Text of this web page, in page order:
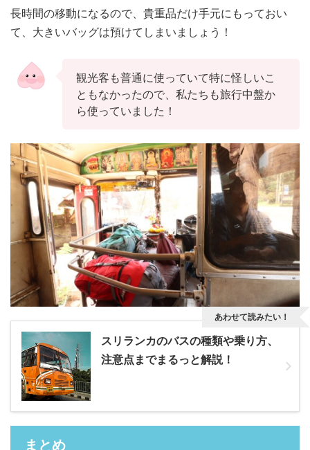
長時間の移動になるので、貴重品だけ手元にもっておい
て、大きいバッグは預けてしまいましょう！
観光客も普通に使っていて特に怪しいこ
ともなかったので、私たちも旅行中盤か
ら使っていました！
スリランカのバスの種類や乗り方、
注意点までまるっと解説！
あわせて読みたい！
まとめ